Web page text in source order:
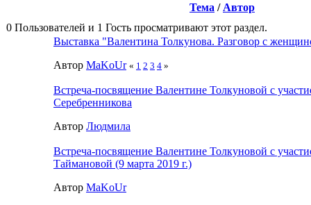
Тема / Автор
0 Пользователей и 1 Гость просматривают этот раздел.
Выставка "Валентина Толкунова. Разговор с
Автор MaKoUr « 1 2 3 4 »
Встреча-посвящение Валентине Толкуновой с
Серебренникова
Автор Людмила
Встреча-посвящение Валентине Толкуновой с
Таймановой (9 марта 2019 г.)
Автор MaKoUr